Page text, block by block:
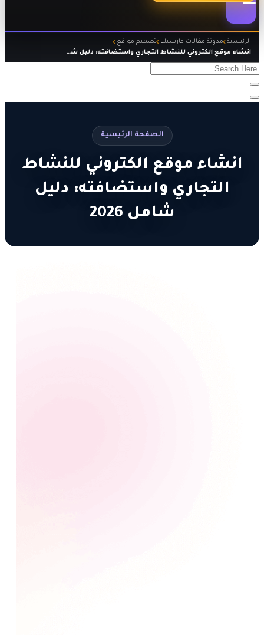
الرئيسية مدونة مقالات مارسيليا تصميم مواقع
انشاء موقع الكتروني للنشاط التجاري واستضافته: دليل شامل 2026
الصفحة الرئيسية
انشاء موقع الكتروني للنشاط
التجاري واستضافته: دليل
شامل 2026